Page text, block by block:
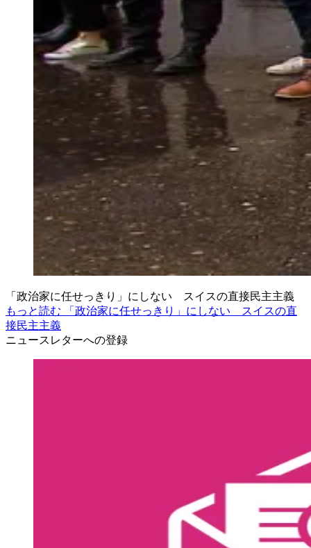
「政治家に任せっきり」にしない スイスの直接民主主義
もっと読む 「政治家に任せっきり」にしない スイスの直
接民主主義
ニュースレターへの登録